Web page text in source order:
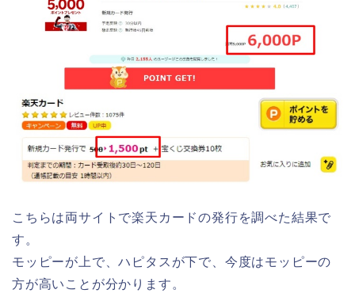
こちらは両サイトで楽天カードの発行を調べた結果で
す。
モッピーが上で、ハピタスが下で、今度はモッピーの
方が高いことが分かります。